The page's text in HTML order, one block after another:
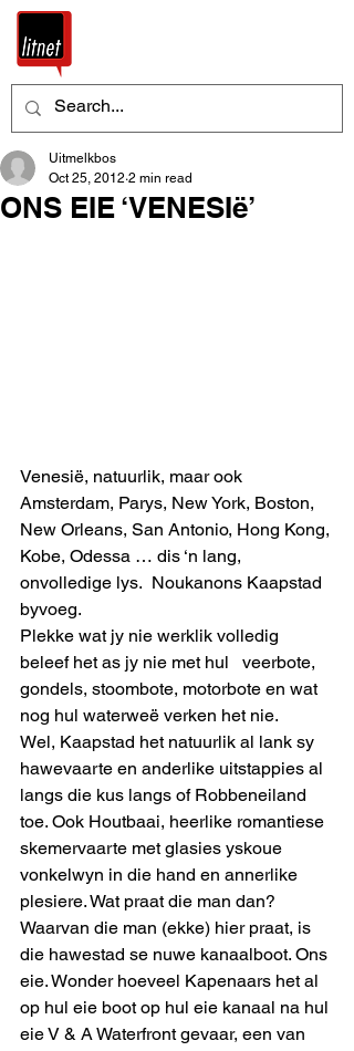
ONS EIE ‘VENESIë’
Uitmelkbos
Oct 25, 2012 2 min read
Venesië, natuurlik, maar ook
Amsterdam, Parys, New York, Boston,
New Orleans, San Antonio, Hong Kong,
Kobe, Odessa … dis ‘n lang,
onvolledige lys.  Noukanons Kaapstad
byvoeg.
Plekke wat jy nie werklik volledig
beleef het as jy nie met hul   veerbote,
gondels, stoombote, motorbote en wat
nog hul waterweë verken het nie.
Wel, Kaapstad het natuurlik al lank sy
hawevaarte en anderlike uitstappies al
langs die kus langs of Robbeneiland
toe. Ook Houtbaai, heerlike romantiese
skemervaarte met glasies yskoue
vonkelwyn in die hand en annerlike
plesiere. Wat praat die man dan?
Waarvan die man (ekke) hier praat, is
die hawestad se nuwe kanaalboot. Ons
eie. Wonder hoeveel Kapenaars het al
op hul eie boot op hul eie kanaal na hul
eie V & A Waterfront gevaar, een van